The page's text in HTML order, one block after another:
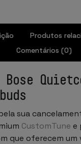
Produtos
Comentários (0)
Bose
sua
CustomTune e
que oferecem um